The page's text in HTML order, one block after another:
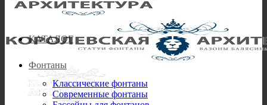
КАТАЛОГ
Фонтаны
Классические фонтаны
Современные фонтаны